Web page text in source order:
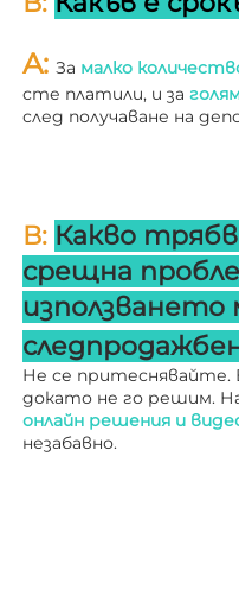
A: За малко
сте платили, и за
след получаване на
В: Какво
срещна
използването
Не се притеснявайте.
онлайн решения и
незабавно.